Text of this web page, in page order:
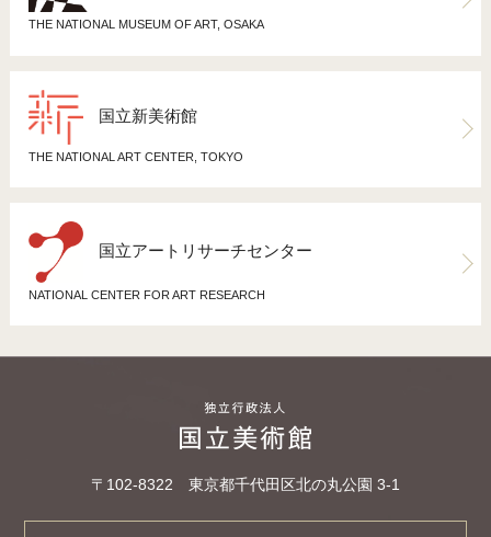
THE NATIONAL MUSEUM OF ART, OSAKA
国立新美術館
THE NATIONAL ART CENTER, TOKYO
国立アートリサーチセンター
NATIONAL CENTER FOR ART RESEARCH
〒102‐8322 東京都千代田区北の丸公園 3-1